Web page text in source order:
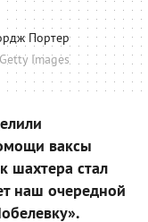
Портер
Images
ваксы
шахтера стал
наш очередной